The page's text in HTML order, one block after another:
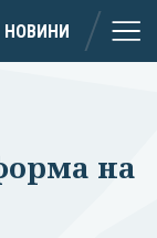
НОВИНИ
на